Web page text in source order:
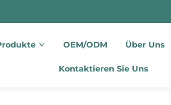
OEM/ODM Über Uns
Kontaktieren Sie Uns